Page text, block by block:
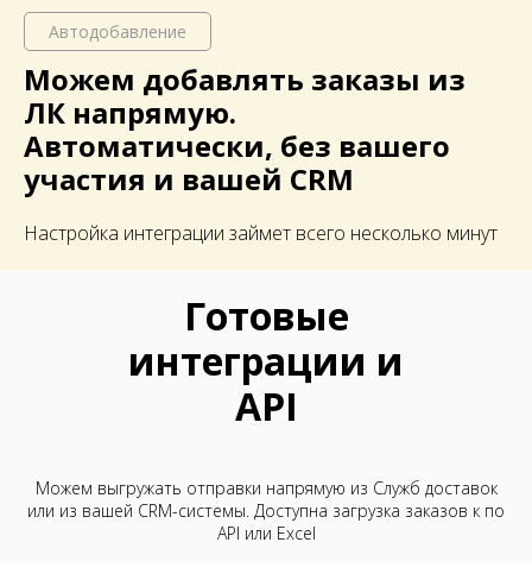
Автодобавление
Можем добавлять заказы из
ЛК напрямую.
Автоматически, без вашего
участия и вашей CRM
Настройка интеграции займет всего несколько минут
Готовые
интеграции и
API
Можем выгружать отправки напрямую из Служб доставок
или из вашей CRM-системы. Доступна загрузка заказов к по
API или Excel